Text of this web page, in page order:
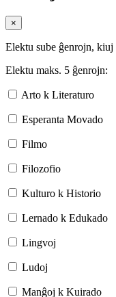
×
Elektu sube ĝenrojn,
Elektu maks. 5 ĝenrojn:
Arto k Literaturo
Esperanta Movado
Filmo
Filozofio
Kulturo k Historio
Lernado k Edukado
Lingvoj
Ludoj
Manĝoj k Kuirado